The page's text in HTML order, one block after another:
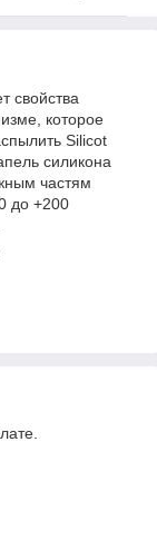
свойства
которое
Silicot
силикона
частям
до +200